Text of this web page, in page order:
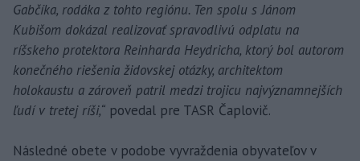
Gabčíka, rodáka z tohto regiónu. Ten spolu s Jánom
Kubišom dokázal realizovať spravodlivú odplatu na
ríšskeho protektora Reinharda Heydricha, ktorý bol autorom
konečného riešenia židovskej otázky, architektom
holokaustu a zároveň patril medzi trojicu najvýznamnejších
ľudí v tretej ríši,“ povedal pre TASR Čaplovič.
Následné obete v podobe vyvraždenia obyvateľov v